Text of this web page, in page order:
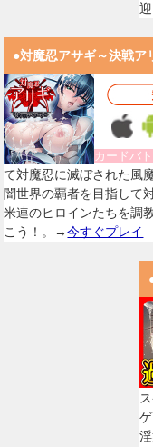
●対魔忍アサギ～決戦ア
カードバ
て対魔忍に滅ぼされた風
闇世界の覇者を目指して
米連のヒロインたちを調
こう！。→今すぐプレイ